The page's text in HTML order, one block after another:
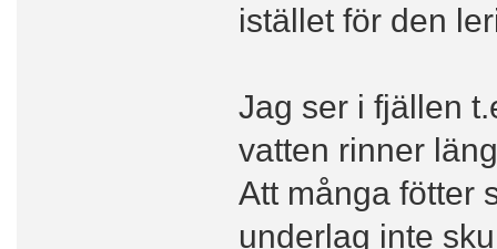
istället för den
Jag ser i fjällen
vatten rinner
Att många fötter
underlag inte